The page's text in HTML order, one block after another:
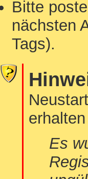
Bitte
nächsten
Tags).
erhalten
Es